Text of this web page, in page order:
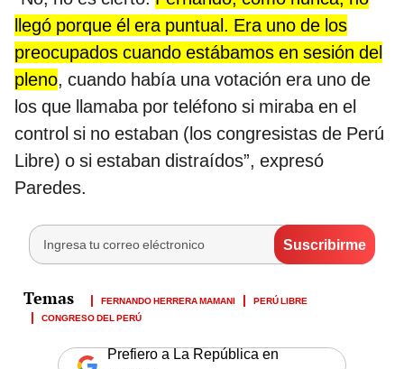
llegó porque él era puntual. Era uno de los
preocupados cuando estábamos en sesión del
pleno, cuando había una votación era uno de
los que llamaba por teléfono si miraba en el
control si no estaban (los congresistas de Perú
Libre) o si estaban distraídos”, expresó
Paredes.
FERNANDO HERRERA MAMANI
PERÚ LIBRE
CONGRESO DEL PERÚ
Prefiero a La República en